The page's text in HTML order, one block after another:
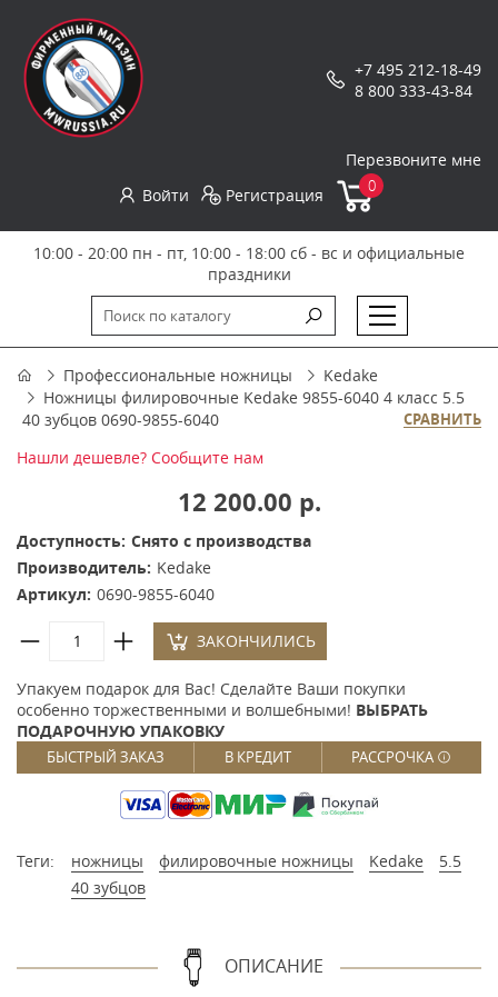
+7 495 212-18-49
8 800 333-43-84
Перезвоните мне
Войти
Регистрация 0
10:00 - 20:00 пн - пт, 10:00 - 18:00 сб - вс и официальные
праздники
Профессиональные ножницы
Kedake
Ножницы филировочные Kedake 9855-6040 4 класс 5.5
40 зубцов 0690-9855-6040
СРАВНИТЬ
Нашли дешевле? Сообщите нам
12 200.00 р.
Доступность: Снято с производства
Производитель: Kedake
Артикул: 0690-9855-6040
ЗАКОНЧИЛИСЬ
Упакуем подарок для Вас! Сделайте Ваши покупки
особенно торжественными и волшебными! ВЫБРАТЬ
ПОДАРОЧНУЮ УПАКОВКУ
БЫСТРЫЙ ЗАКАЗ В КРЕДИТ РАССРОЧКА
Теги: ножницы филировочные ножницы Kedake
5.5
40 зубцов
ОПИСАНИЕ